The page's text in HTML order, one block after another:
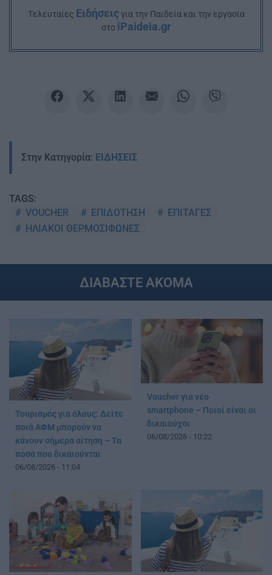
Tελευταίες Ειδήσειςγια την Παιδεία και την εργασία
στο iPaideia.gr
Στην Κατηγορία: ΕΙΔΗΣΕΙΣ
TAGS:
VOUCHER
ΕΠΙΔΟΤΗΣΗ
ΕΠΙΤΑΓΕΣ
ΗΛΙΑΚΟΙ ΘΕΡΜΟΣΙΦΩΝΕΣ
ΔΙΑΒΑΣΤΕ ΑΚΟΜΑ
Τουρισμός για όλους: Δείτε
ποιά ΑΦΜ μπορούν να
κάνουν σήμερα αίτηση – Τα
ποσά που δικαιούνται
06/08/2026 - 11:04
Voucher για νέο
smartphone – Ποιοί είναι οι
δικαιούχοι
06/08/2026 - 10:22